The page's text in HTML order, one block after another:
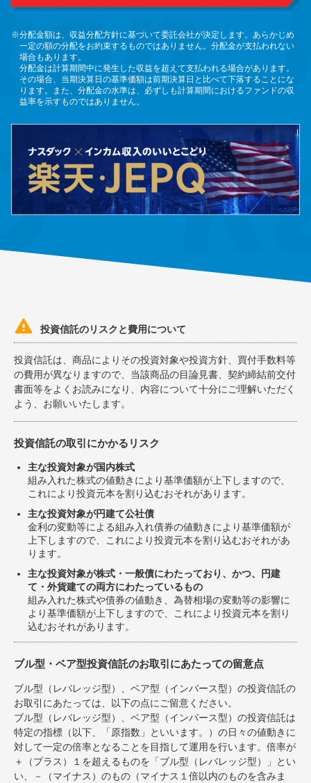
※分配金額は、収益分配方針に基づいて委託会社が決定します。あらかじめ
一定の額の分配をお約束するものではありません。分配金が支払われない
場合もあります。
分配金は計算期間中に発生した収益を超えて支払われる場合があります。
その場合、当期決算日の基準価額は前期決算日と比べて下落することにな
ります。また、分配金の水準は、必ずしも計算期間におけるファンドの収
益率を示すものではありません。
 投資信託のリスクと費用について
投資信託は、商品によりその投資対象や投資方針、買付手数料等
の費用が異なりますので、当該商品の目論見書、契約締結前交付
書面等をよくお読みになり、内容について十分にご理解いただく
よう、お願いいたします。
投資信託の取引にかかるリスク
主な投資対象が国内株式
組み入れた株式の値動きにより基準価額が上下しますので、
これにより投資元本を割り込むおそれがあります。
主な投資対象が円建て公社債
金利の変動等による組み入れ債券の値動きにより基準価額が
上下しますので、これにより投資元本を割り込むおそれがあ
ります。
主な投資対象が株式・一般債にわたっており、かつ、円建
て・外貨建ての両方にわたっているもの
組み入れた株式や債券の値動き、為替相場の変動等の影響に
より基準価額が上下しますので、これにより投資元本を割り
込むおそれがあります。
ブル型・ベア型投資信託のお取引にあたっての留意点
ブル型（レバレッジ型）、ベア型（インバース型）の投資信託の
お取引にあたっては、以下の点にご留意ください。
ブル型（レバレッジ型）、ベア型（インバース型）の投資信託は
特定の指標（以下、「原指数」といいます。）の日々の値動きに
対して一定の倍率となることを目指して運用を行います。倍率が
＋（プラス）１を超えるものを「ブル型（レバレッジ型）」とい
い、－（マイナス）のもの（マイナス１倍以内のものを含みま